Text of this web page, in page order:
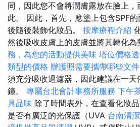
同，因此您不會將潤膚露放在臉上
此。 因此，首先，應塗上包含SPF
後隨後裝飾化妝品。 按摩療程介紹
然後吸收皮膚上的皮膚並將其轉化為
務，為您的活動提供美味 塔位價格
類型的價格 辦護照需要攜帶哪些文件
須充分吸收過濾器，因此建議在一
鐘。 專屬台北會計事務所服務 下午
具品味 除了時間表外，在查看化妝
是否有廣泛的光保護（UVA 台南清